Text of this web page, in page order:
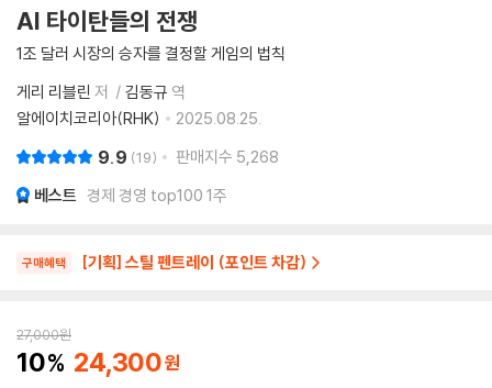
AI 타이탄들의 전쟁
1조 달러 시장의 승자를 결정할 게임의 법칙
게리 리블린 저 김동규 역
알에이치코리아(RHK)
2025.08.25.
9.9 19 판매지수 5,268
베스트 경제 경영 top100 1주
구매혜택 [기획] 스틸 펜트레이 (포인트 차감)
27,000원
10 24,300